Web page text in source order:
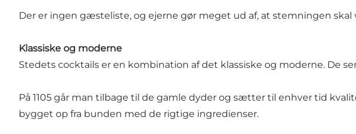
Der er ingen gæsteliste, og ejerne gør meget ud af, at stemningen
Klassiske og moderne
Stedets cocktails er en kombination af det klassiske og moderne. De
På 1105 går man tilbage til de gamle dyder og sætter til enhver tid
bygget op fra bunden med de rigtige ingredienser.